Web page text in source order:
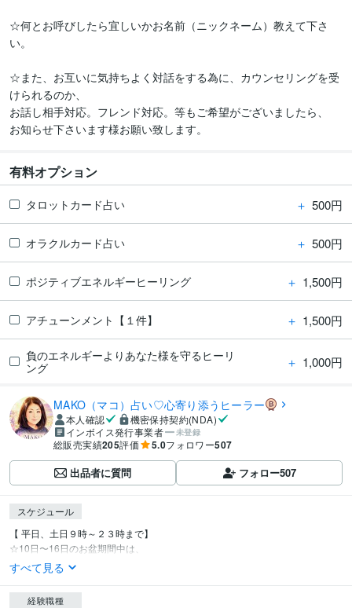
☆何とお呼びしたら宜しいかお名前（ニックネーム）教えて下さ
い。
☆また、お互いに気持ちよく対話をする為に、カウンセリングを受
けられるのか、
お話し相手対応。フレンド対応。等もご希望がございましたら、
お知らせ下さいます様お願い致します。
有料オプション
タロットカード占い ＋ 500円
オラクルカード占い ＋ 500円
ポジティブエネルギーヒーリング ＋ 1,500円
アチューンメント【１件】 ＋ 1,500円
負のエネルギーよりあなた様を守るヒーリ
ング
＋ 1,000円
MAKO（マコ）占い♡心寄り添うヒーラー
本人確認
機密保持契約(NDA)
インボイス発行事業者
未登録
総販売実績205評価 5.0フォロワー507
出品者に質問 フォロー507
スケジュール
【 平日、土日９時～２３時まで】
☆10日〜16日のお盆期間中は、
すべて見る
経験職種